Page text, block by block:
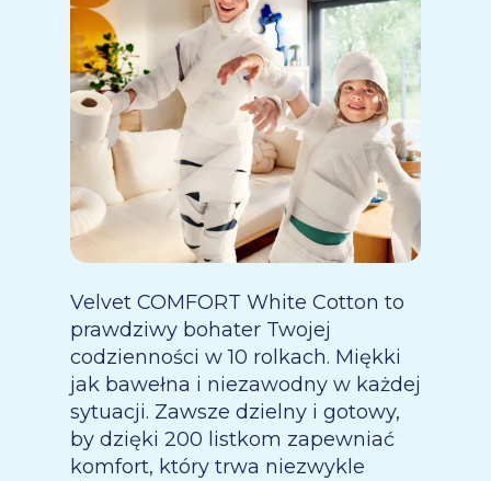
Velvet COMFORT White Cotton to
prawdziwy bohater Twojej
codzienności w 10 rolkach. Miękki
jak bawełna i niezawodny w każdej
sytuacji. Zawsze dzielny i gotowy,
by dzięki 200 listkom zapewniać
komfort, który trwa niezwykle